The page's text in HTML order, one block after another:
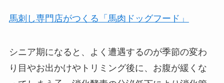
馬刺し専門店がつくる「馬肉ドッグフード」
シニア期になると、よく遭遇するのが季節の変わ
り目やお出かけやトリミング後に、お腹が緩くな